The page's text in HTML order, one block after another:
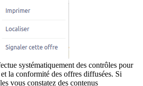
systématiquement des contrôles pour
la conformité des offres diffusées. Si
vous constatez des contenus